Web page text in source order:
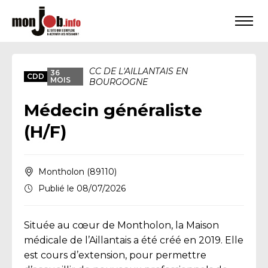
CDD
36
MOIS
CC DE L'AILLANTAIS EN
BOURGOGNE
Médecin généraliste
(H/F)
Montholon (89110)
Publié le 08/07/2026
Située au cœur de Montholon, la Maison
médicale de l’Aillantais a été créé en 2019. Elle
est cours d’extension, pour permettre